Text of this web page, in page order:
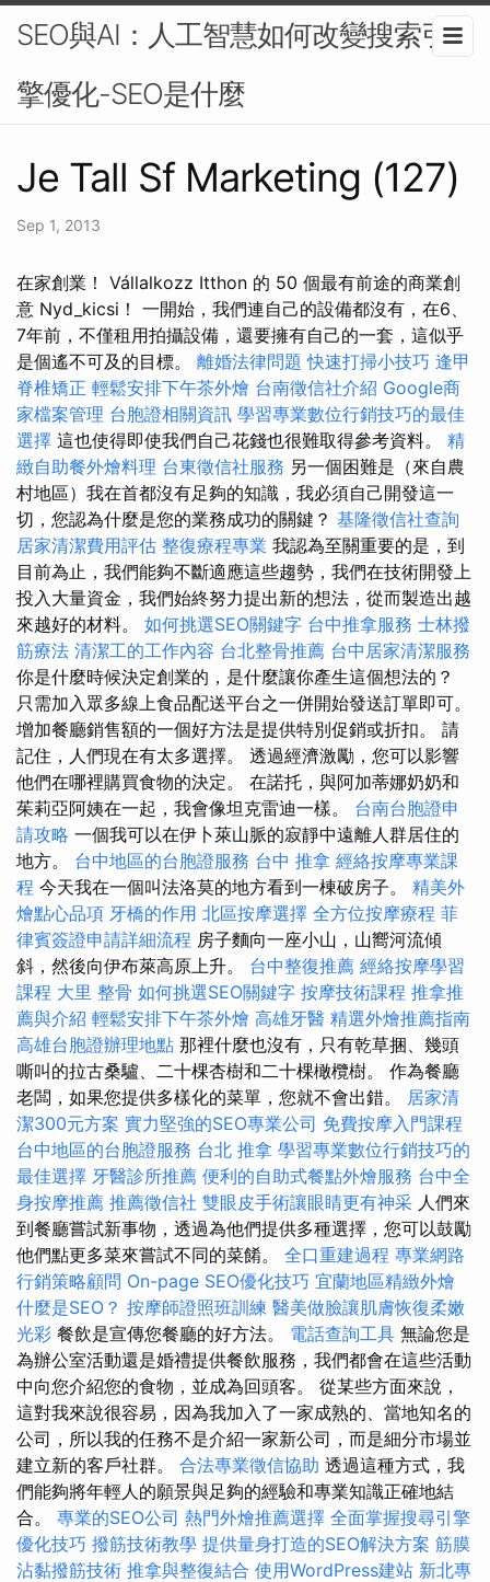
SEO與AI：人工智慧如何改變搜索引
擎優化-SEO是什麼
Je Tall Sf Marketing (127)
Sep 1, 2013
在家創業！ Vállalkozz Itthon 的 50 個最有前途的商業創
意 Nyd_kicsi！ 一開始，我們連自己的設備都沒有，在6、
7年前，不僅租用拍攝設備，還要擁有自己的一套，這似乎
是個遙不可及的目標。 離婚法律問題 快速打掃小技巧 逢甲
脊椎矯正 輕鬆安排下午茶外燴 台南徵信社介紹 Google商
家檔案管理 台胞證相關資訊 學習專業數位行銷技巧的最佳
選擇 這也使得即使我們自己花錢也很難取得參考資料。 精
緻自助餐外燴料理 台東徵信社服務 另一個困難是（來自農
村地區）我在首都沒有足夠的知識，我必須自己開發這一
切，您認為什麼是您的業務成功的關鍵？ 基隆徵信社查詢
居家清潔費用評估 整復療程專業 我認為至關重要的是，到
目前為止，我們能夠不斷適應這些趨勢，我們在技術開發上
投入大量資金，我們始終努力提出新的想法，從而製造出越
來越好的材料。 如何挑選SEO關鍵字 台中推拿服務 士林撥
筋療法 清潔工的工作內容 台北整骨推薦 台中居家清潔服務
你是什​​麼時候決定創業的，是什麼讓你產生這個想法的？
只需加入眾多線上食品配送平台之一併開始發送訂單即可。
增加餐廳銷售額的一個好方法是提供特別促銷或折扣。 請
記住，人們現在有太多選擇。 透過經濟激勵，您可以影響
他們在哪裡購買食物的決定。 在諾托，與阿加蒂娜奶奶和
茱莉亞阿姨在一起，我會像坦克雷迪一樣。 台南台胞證申
請攻略 一個我可以在伊卜萊山脈的寂靜中遠離人群居住的
地方。 台中地區的台胞證服務 台中 推拿 經絡按摩專業課
程 今天我在一個叫法洛莫的地方看到一棟破房子。 精美外
燴點心品項 牙橋的作用 北區按摩選擇 全方位按摩療程 菲
律賓簽證申請詳細流程 房子麵向一座小山，山嚮河流傾
斜，然後向伊布萊高原上升。 台中整復推薦 經絡按摩學習
課程 大里 整骨 如何挑選SEO關鍵字 按摩技術課程 推拿推
薦與介紹 輕鬆安排下午茶外燴 高雄牙醫 精選外燴推薦指南
高雄台胞證辦理地點 那裡什麼也沒有，只有乾草捆、幾頭
嘶叫的拉古桑驢、二十棵杏樹和二十棵橄欖樹。 作為餐廳
老闆，如果您提供多樣化的菜單，您就不會出錯。 居家清
潔300元方案 實力堅強的SEO專業公司 免費按摩入門課程
台中地區的台胞證服務 台北 推拿 學習專業數位行銷技巧的
最佳選擇 牙醫診所推薦 便利的自助式餐點外燴服務 台中全
身按摩推薦 推薦徵信社 雙眼皮手術讓眼睛更有神采 人們來
到餐廳嘗試新事物，透過為他們提供多種選擇，您可以鼓勵
他們點更多菜來嘗試不同的菜餚。 全口重建過程 專業網路
行銷策略顧問 On-page SEO優化技巧 宜蘭地區精緻外燴
什麼是SEO？ 按摩師證照班訓練 醫美做臉讓肌膚恢復柔嫩
光彩 餐飲是宣傳您餐廳的好方法。 電話查詢工具 無論您是
為辦公室活動還是婚禮提供餐飲服務，我們都會在這些活動
中向您介紹您的食物，並成為回頭客。 從某些方面來說，
這對我來說很容易，因為我加入了一家成熟的、當地知名的
公司，所以我的任務不是介紹一家新公司，而是細分市場並
建立新的客戶社群。 合法專業徵信協助 透過這種方式，我
們能夠將年輕人的願景與足夠的經驗和專業知識正確地結
合。 專業的SEO公司 熱門外燴推薦選擇 全面掌握搜尋引擎
優化技巧 撥筋技術教學 提供量身打造的SEO解決方案 筋膜
沾黏撥筋技術 推拿與整復結合 使用WordPress建站 新北專